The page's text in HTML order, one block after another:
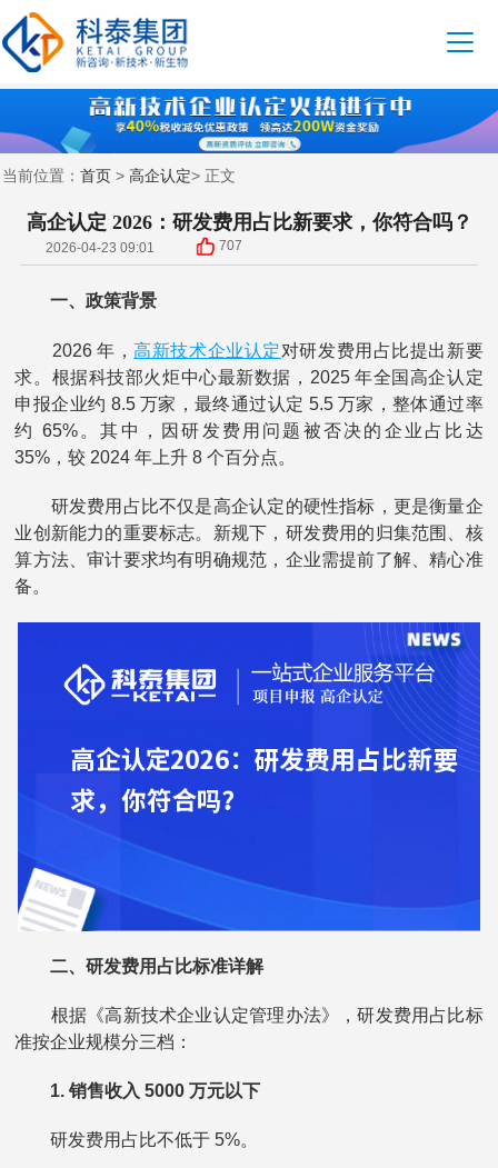
当前位置： 首页 > 高企认定> 正文
高企认定 2026：研发费用占比新要求，你符合吗？
2026-04-23 09:01 707
一、政策背景
2026 年，高新技术企业认定对研发费用占比提出新要
求。根据科技部火炬中心最新数据，2025 年全国高企认定
申报企业约 8.5 万家，最终通过认定 5.5 万家，整体通过率
约 65%。其中，因研发费用问题被否决的企业占比达
35%，较 2024 年上升 8 个百分点。
研发费用占比不仅是高企认定的硬性指标，更是衡量企
业创新能力的重要标志。新规下，研发费用的归集范围、核
算方法、审计要求均有明确规范，企业需提前了解、精心准
备。
二、研发费用占比标准详解
根据《高新技术企业认定管理办法》，研发费用占比标
准按企业规模分三档：
1. 销售收入 5000 万元以下
研发费用占比不低于 5%。